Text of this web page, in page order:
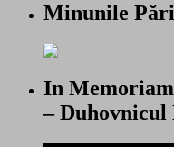
Minunile
In
– Duhovnicul